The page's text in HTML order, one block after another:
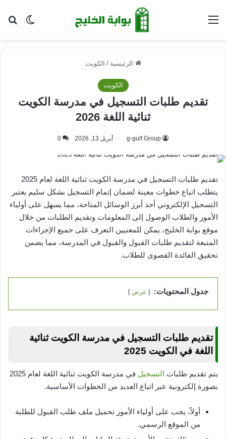
الوضع القائمة
الرئيسية / الكويت
الكويت
تقديم طلبات التسجيل في مدرسة الكويت
ثنائية اللغة 2026
g-gulf Group أبريل 13, 2026 0
تقديم طلبات التسجيل في مدرسة الكويت ثنائية اللغة لعام 2025
يتطلب اتباع خطوات معينة لضمان إتمام التسجيل بشكل سليم يعتبر
التسجيل الإلكتروني أحد أبرز الوسائل المتاحة، مما يسهل على أولياء
الأمور والطلاب الوصول إلى المعلومات وتقديم الطلبات من خلال
موقع بوابة الخليج، يمكن للمعنيين التعرف على جميع الإجراءات
المتبعة لتقديم طلبات القبول والقبول في المدرسة، مما يضمن
تحقيق الفائدة القصوى للطلاب.
جدول المحتويات: عرض
تقديم طلبات التسجيل في مدرسة الكويت ثنائية
اللغة في الكويت 2025
يتم تقديم طلبات التسجيل
في مدرسة الكويت ثنائية اللغة لعام 2025
بصورة إلكترونية عبر اتباع العديد من الخطوات الأساسية.
أولاً، يجب على أولياء الأمور تحميل ملف طلب القبول للطلبة
من الموقع الرسمي.